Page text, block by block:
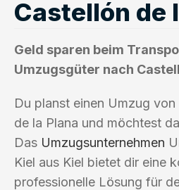
Castellón de
Geld sparen beim
Umzugsgüter nach
Du planst einen Umzug
de la Plana und möchtest
Das Umzugsunternehmen
Kiel aus Kiel bietet dir eine
professionelle Lösung für